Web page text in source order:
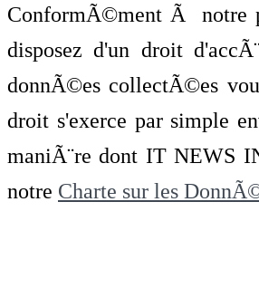
ConformÃ©ment Ã notre
disposez d'un droit
donnÃ©es collectÃ©es
droit s'exerce par simple
maniÃ¨re dont IT NEWS
notre Charte sur les